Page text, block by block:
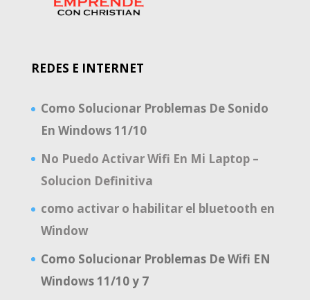
REDES E INTERNET
Como Solucionar Problemas De Sonido
En Windows 11/10
No Puedo Activar Wifi En Mi Laptop –
Solucion Definitiva
como activar o habilitar el bluetooth en
Window
Como Solucionar Problemas De Wifi EN
Windows 11/10 y 7